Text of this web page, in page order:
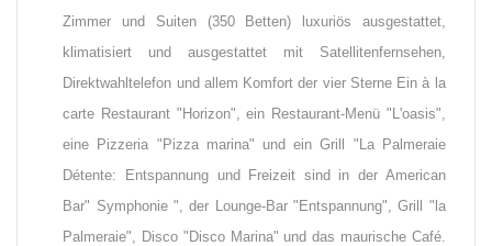
Zimmer und Suiten (350 Betten) luxuriös ausgestattet,
klimatisiert und ausgestattet mit Satellitenfernsehen,
Direktwahltelefon und allem Komfort der vier Sterne Ein à la
carte Restaurant "Horizon", ein Restaurant-Menü "L'oasis",
eine Pizzeria "Pizza marina" und ein Grill "La Palmeraie
Détente: Entspannung und Freizeit sind in der American
Bar" Symphonie ", der Lounge-Bar "Entspannung", Grill "la
Palmeraie", Disco "Disco Marina" und das maurische Café.